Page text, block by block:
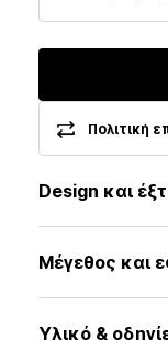
Πολιτική
Design και
Πλεκτά
Λαιμόκοψη V
Μανσέτα ριπ
Μέγεθος και
Υλικό &